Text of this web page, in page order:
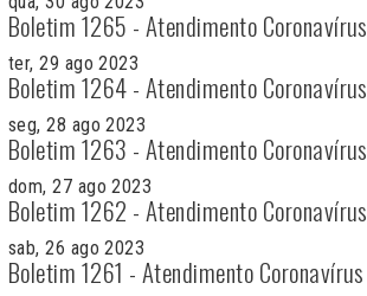
Boletim 1265 - Atendimento Coronavírus
ter, 29 ago 2023
Boletim 1264 - Atendimento Coronavírus
seg, 28 ago 2023
Boletim 1263 - Atendimento Coronavírus
dom, 27 ago 2023
Boletim 1262 - Atendimento Coronavírus
sab, 26 ago 2023
Boletim 1261 - Atendimento Coronavírus